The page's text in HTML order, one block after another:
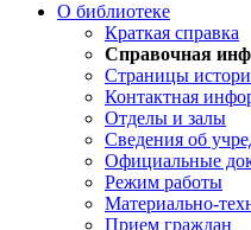
О библиотеке
Краткая справка
Справочная
Страницы
Контактная
Отделы и залы
Сведения об
Официальные
Режим работы
Материально-
Прием граждан